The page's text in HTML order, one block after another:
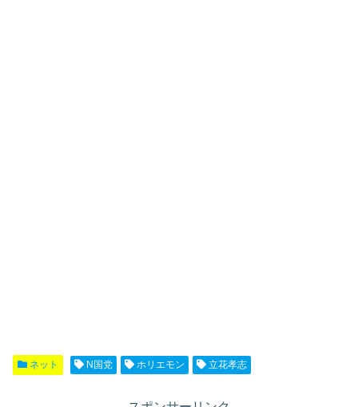
ネット N国党 ホリエモン 立花孝志